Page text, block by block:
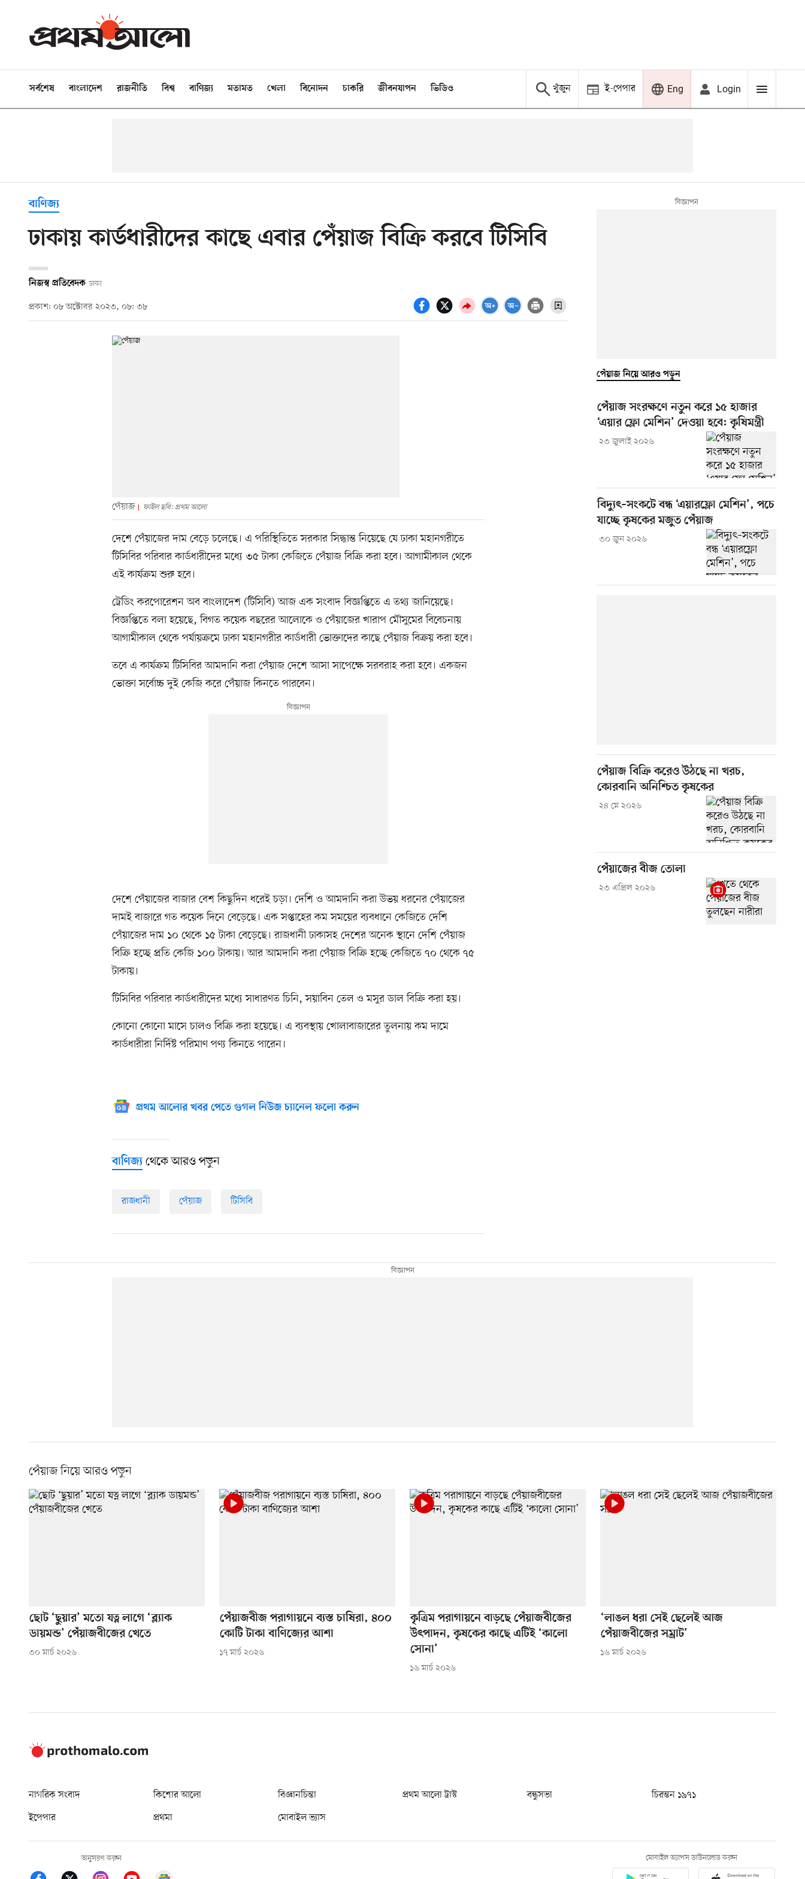
সর্বশেষ বাংলাদেশ রাজনীতি বিশ্ব বাণিজ্য মতামত খেলা বিনোদন চাকরি জীবনযাপন ভিডিও খুঁজুন ই-পেপার Eng Login
বাণিজ্য
ঢাকায় কার্ডধারীদের কাছে এবার পেঁয়াজ বিক্রি করবে টিসিবি
নিজস্ব প্রতিবেদক ঢাকা
প্রকাশ: ০৮ অক্টোবর ২০২৩, ০৮: ৩৮
পেঁয়াজ ফাইল ছবি: প্রথম আলো
দেশে পেঁয়াজের দাম বেড়ে চলেছে। এ পরিস্থিতিতে সরকার সিদ্ধান্ত নিয়েছে যে ঢাকা মহানগরীতে
টিসিবির পরিবার কার্ডধারীদের মধ্যে ৩৫ টাকা কেজিতে পেঁয়াজ বিক্রি করা হবে। আগামীকাল থেকে
এই কার্যক্রম শুরু হবে।
ট্রেডিং করপোরেশন অব বাংলাদেশ (টিসিবি) আজ এক সংবাদ বিজ্ঞপ্তিতে এ তথ্য জানিয়েছে।
বিজ্ঞপ্তিতে বলা হয়েছে, বিগত কয়েক বছরের আলোকে ও পেঁয়াজের খারাপ মৌসুমের বিবেচনায়
আগামীকাল থেকে পর্যায়ক্রমে ঢাকা মহানগরীর কার্ডধারী ভোক্তাদের কাছে পেঁয়াজ বিক্রয় করা হবে।
তবে এ কার্যক্রম টিসিবির আমদানি করা পেঁয়াজ দেশে আসা সাপেক্ষে সরবরাহ করা হবে। একজন
ভোক্তা সর্বোচ্চ দুই কেজি করে পেঁয়াজ কিনতে পারবেন।
দেশে পেঁয়াজের বাজার বেশ কিছুদিন ধরেই চড়া। দেশি ও আমদানি করা উভয় ধরনের পেঁয়াজের
দামই বাজারে গত কয়েক দিনে বেড়েছে। এক সপ্তাহের কম সময়ের ব্যবধানে কেজিতে দেশি
পেঁয়াজের দাম ১০ থেকে ১৫ টাকা বেড়েছে। রাজধানী ঢাকাসহ দেশের অনেক স্থানে দেশি পেঁয়াজ
বিক্রি হচ্ছে প্রতি কেজি ১০০ টাকায়। আর আমদানি করা পেঁয়াজ বিক্রি হচ্ছে কেজিতে ৭০ থেকে ৭৫
টাকায়।
টিসিবির পরিবার কার্ডধারীদের মধ্যে সাধারণত চিনি, সয়াবিন তেল ও মসুর ডাল বিক্রি করা হয়।
কোনো কোনো মাসে চালও বিক্রি করা হয়েছে। এ ব্যবস্থায় খোলাবাজারের তুলনায় কম দামে
কার্ডধারীরা নির্দিষ্ট পরিমাণ পণ্য কিনতে পারেন।
প্রথম আলোর খবর পেতে গুগল নিউজ চ্যানেল ফলো করুন
বাণিজ্য থেকে আরও পড়ুন
রাজধানী পেঁয়াজ টিসিবি
পেঁয়াজ নিয়ে আরও পড়ুন
পেঁয়াজ সংরক্ষণে নতুন করে ১৫ হাজার
‘এয়ার ফ্লো মেশিন’ দেওয়া হবে: কৃষিমন্ত্রী
২৩ জুলাই ২০২৬
বিদ্যুৎ–সংকটে বন্ধ ‘এয়ারফ্লো মেশিন’, পচে
যাচ্ছে কৃষকের মজুত পেঁয়াজ
৩০ জুন ২০২৬
পেঁয়াজ বিক্রি করেও উঠছে না খরচ,
কোরবানি অনিশ্চিত কৃষকের
২৪ মে ২০২৬
পেঁয়াজের বীজ তোলা
২৩ এপ্রিল ২০২৬
পেঁয়াজ নিয়ে আরও পড়ুন
ছোট ‘ছুয়ার’ মতো যত্ন লাগে ‘ব্ল্যাক
ডায়মন্ড’ পেঁয়াজবীজের খেতে
৩০ মার্চ ২০২৬
পেঁয়াজবীজ পরাগায়নে ব্যস্ত চাষিরা, ৪০০
কোটি টাকা বাণিজ্যের আশা
১৭ মার্চ ২০২৬
কৃত্রিম পরাগায়নে বাড়ছে পেঁয়াজবীজের
উৎপাদন, কৃষকের কাছে এটিই ‘কালো
সোনা’
১৬ মার্চ ২০২৬
‘লাঙল ধরা সেই ছেলেই আজ
পেঁয়াজবীজের সম্রাট’
১৬ মার্চ ২০২৬
নাগরিক সংবাদ কিশোর আলো বিজ্ঞানচিন্তা প্রথম আলো ট্রাস্ট বন্ধুসভা
চিরন্তন ১৯৭১
ইপেপার
প্রথমা মোবাইল ভ্যাস
অনুসরণ করুন মোবাইল অ্যাপস ডাউনলোড করুন